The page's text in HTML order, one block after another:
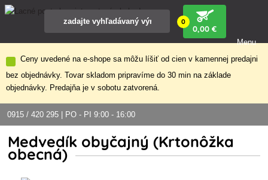
Ceny uvedené na e-shope sa môžu líšiť od cien v kamennej predajni
bez objednávky. Tovar skladom pripravíme do 30 min na základe
objednávky. Predajňa je v sobotu zatvorená.
0915 / 420 295 | PO - PI 9:00 - 16:00
0
0,00 €
Menu
Medvedík obyčajný (Krtonôžka
obecná)